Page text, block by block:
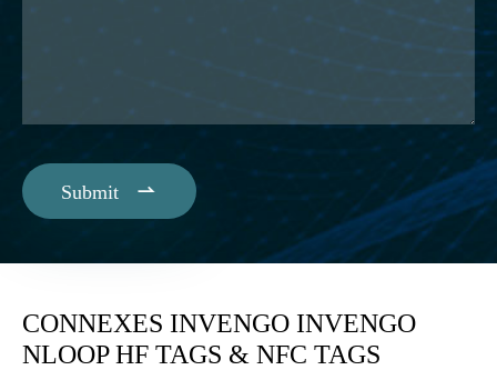
Submit 
CONNEXES INVENGO INVENGO
NLOOP HF TAGS & NFC TAGS